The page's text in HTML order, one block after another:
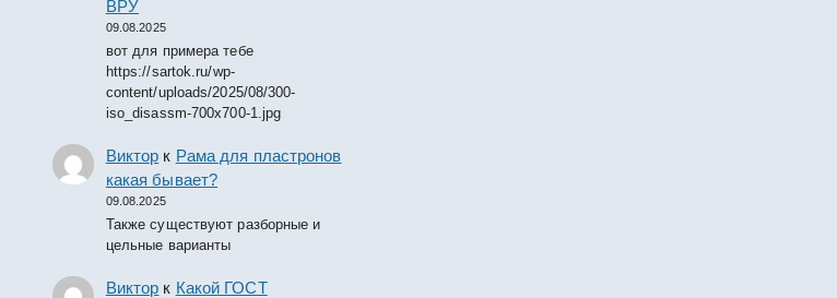
ВРУ
09.08.2025
вот для примера тебе
https://sartok.ru/wp-
content/uploads/2025/08/300-
iso_disassm-700x700-1.jpg
Виктор к Рама для пластронов
какая бывает?
09.08.2025
Также существуют разборные и
цельные варианты
Виктор к Какой ГОСТ